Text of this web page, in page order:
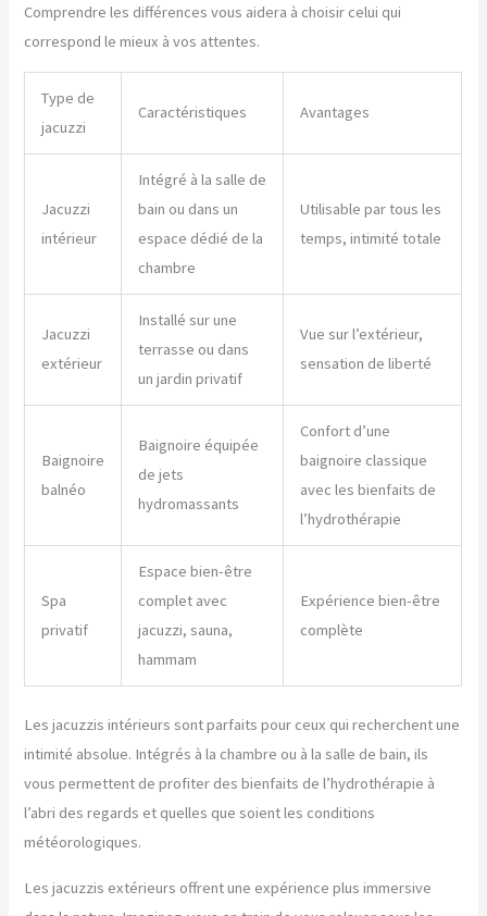
Comprendre les différences vous aidera à choisir celui qui
correspond le mieux à vos attentes.
Type de
jacuzzi
Caractéristiques Avantages
Jacuzzi
intérieur
Intégré à la salle de
bain ou dans un
espace dédié de la
chambre
Utilisable par tous les
temps, intimité totale
Jacuzzi
extérieur
Installé sur une
terrasse ou dans
un jardin privatif
Vue sur l’extérieur,
sensation de liberté
Baignoire
balnéo
Baignoire équipée
de jets
hydromassants
Confort d’une
baignoire classique
avec les bienfaits de
l’hydrothérapie
Spa
privatif
Espace bien-être
complet avec
jacuzzi, sauna,
hammam
Expérience bien-être
complète
Les jacuzzis intérieurs sont parfaits pour ceux qui recherchent une
intimité absolue. Intégrés à la chambre ou à la salle de bain, ils
vous permettent de profiter des bienfaits de l’hydrothérapie à
l’abri des regards et quelles que soient les conditions
météorologiques.
Les jacuzzis extérieurs offrent une expérience plus immersive